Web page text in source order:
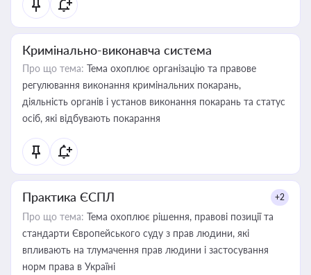
Кримінально-виконавча система
Про що тема: Тема охоплює організацію та правове
регулювання виконання кримінальних покарань,
діяльність органів і установ виконання покарань та статус
осіб, які відбувають покарання
Практика ЄСПЛ +2
Про що тема: Тема охоплює рішення, правові позиції та
стандарти Європейського суду з прав людини, які
впливають на тлумачення прав людини і застосування
норм права в Україні